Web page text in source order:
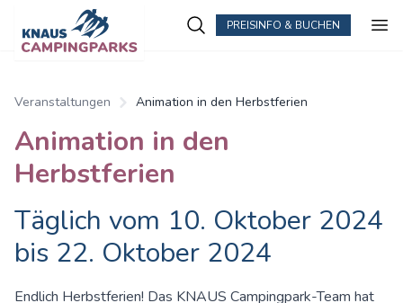
PREISINFO & BUCHEN
Veranstaltungen Animation in den Herbstferien
Animation in den
Herbstferien
Täglich vom 10. Oktober 2024
bis 22. Oktober 2024
Endlich Herbstferien! Das KNAUS Campingpark-Team hat